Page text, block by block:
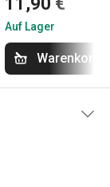
Auf Lager
Warenkorb